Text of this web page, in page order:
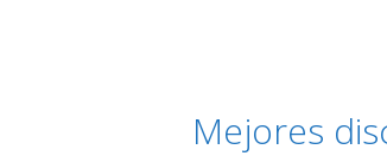
Mejores